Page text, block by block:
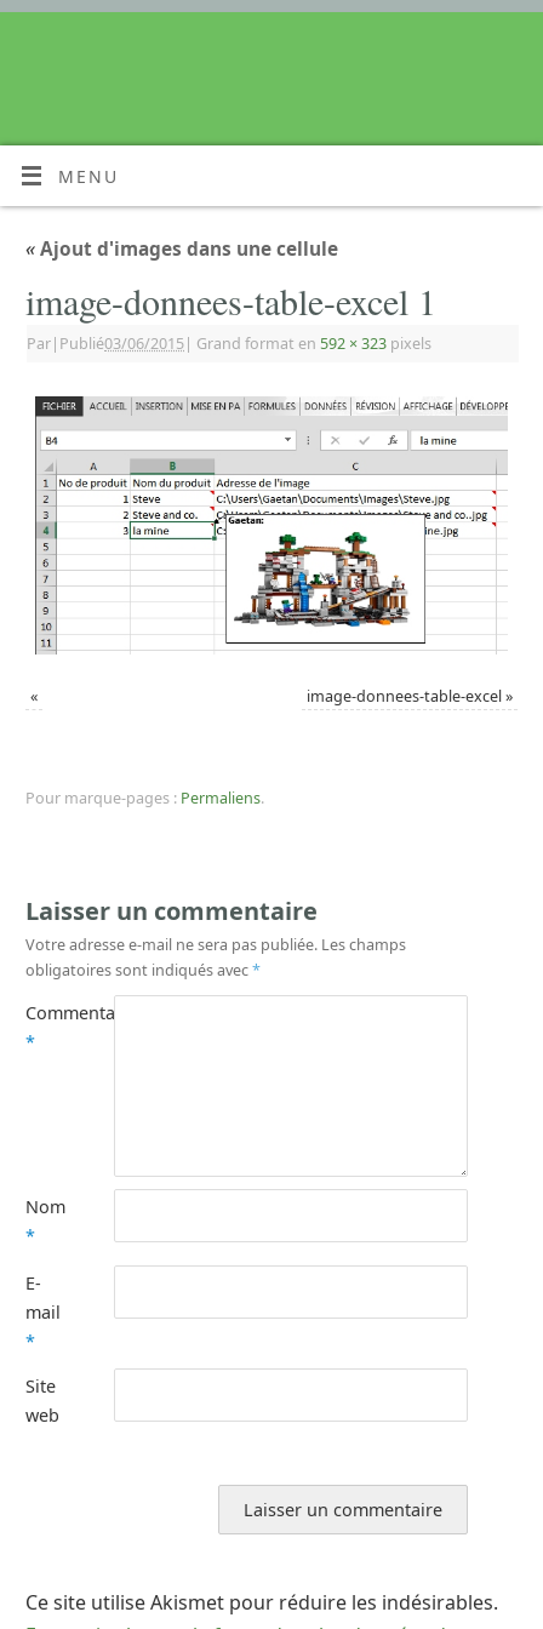
MENU
«Ajout d'images dans une cellule
image-donnees-table-excel 1
Par| Publié03/06/2015| Grand format en 592 × 323 pixels
« image-donnees-table-excel»
Pour marque-pages : Permaliens.
Laisser un commentaire
Votre adresse e-mail ne sera pas publiée. Les champs
obligatoires sont indiqués avec*
Commentaire
*
Nom
*
E-
mail
*
Site
web
Ce site utilise Akismet pour réduire les indésirables.